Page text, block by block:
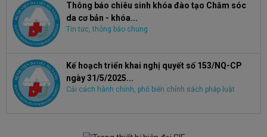
Thông báo chiêu sinh khóa đào tạo Chăm sóc
da cơ bản - khóa...
Tin tức, thông báo chung
Kế hoạch triển khai nghị quyết số 153/NQ-CP
ngày 31/5/2025...
Cải cách hành chính, phổ biến chính sách pháp luật